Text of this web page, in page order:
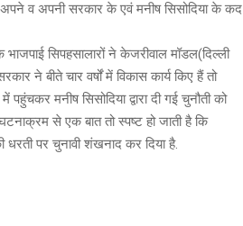
अपने व अपनी सरकार के एवं मनीष सिसोदिया के कद
सिपहसालारों ने केजरीवाल मॉडल(दिल्ली
ने बीते चार वर्षों में विकास कार्य किए हैं तो
मनीष सिसोदिया द्वारा दी गई चुनौती को
से एक बात तो स्पष्ट हो जाती है कि
पर चुनावी शंखनाद कर दिया है.